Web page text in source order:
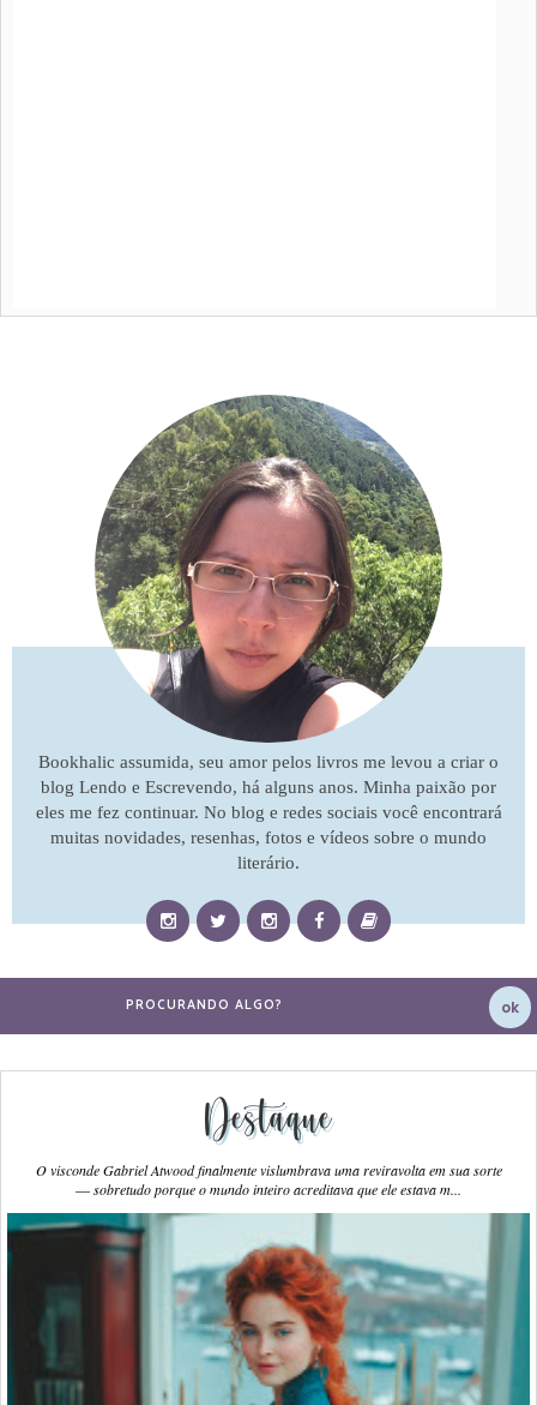
Bookhalic assumida, seu amor pelos livros me levou a criar o
blog Lendo e Escrevendo, há alguns anos. Minha paixão por
eles me fez continuar. No blog e redes sociais você encontrará
muitas novidades, resenhas, fotos e vídeos sobre o mundo
literário.
Destaque
O visconde Gabriel Atwood finalmente vislumbrava uma reviravolta em sua sorte
― sobretudo porque o mundo inteiro acreditava que ele estava m...